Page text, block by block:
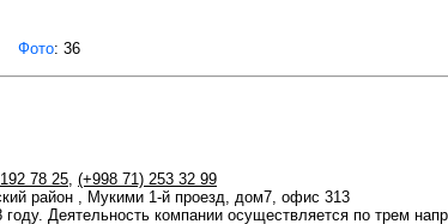
Фото: 36
78 25, (+998 71) 253 32 99
район , Мукими 1-й проезд, дом7, офис 313
Деятельность компании осуществляется по трем